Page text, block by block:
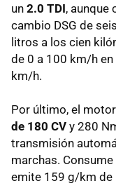
un 2.0 TDI, aunque
cambio DSG de
litros a los cien
de 0 a 100 km/h
km/h.
Por último, el
de 180 CV y 280
transmisión
marchas.
emite 159 g/km de